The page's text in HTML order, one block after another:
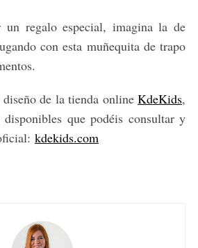
un regalo especial, imagina la de
con esta muñequita de trapo
diseño de la tienda onlineKdeKids,
disponibles que podéis consultar y
kdekids.com